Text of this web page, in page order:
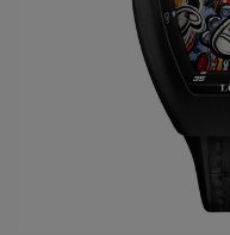
verschillende stadia van
concentreren op
graveren, onderhoud,
World Premieres
In 2004, na jaren van
voor een revolutie in de